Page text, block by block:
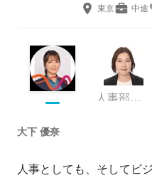
東京 中途
人事部・シニアコンサルタント
大下 優奈
人事としても、そしてビ